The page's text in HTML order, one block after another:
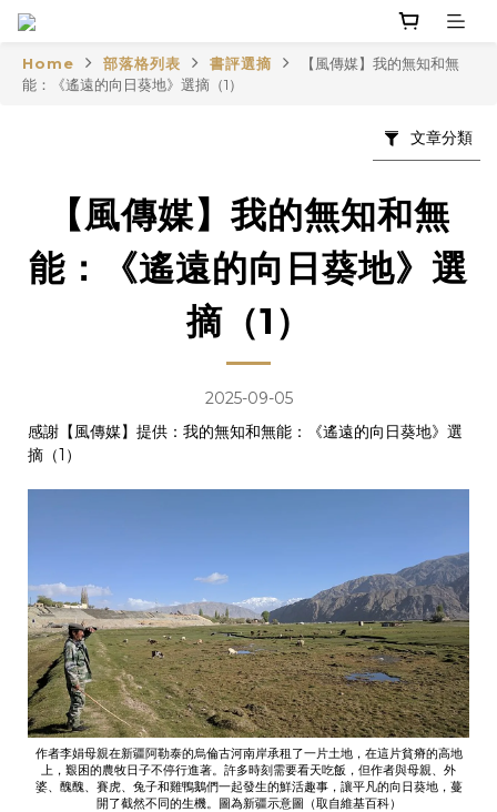
Home 部落格列表 書評選摘
【風傳媒】我的無知和無
能：《遙遠的向日葵地》選摘（1）
文章分類
【風傳媒】我的無知和無
能：《遙遠的向日葵地》選
摘（1）
2025-09-05
感謝【風傳媒】提供： 我的無知和無能：《遙遠的向日葵地》選
摘（1）
作者李娟母親在新疆阿勒泰的烏倫古河南岸承租了一片土地，在這片貧瘠的高地
上，艱困的農牧日子不停行進著。許多時刻需要看天吃飯，但作者與母親、外
婆、醜醜、賽虎、兔子和雞鴨鵝們一起發生的鮮活趣事，讓平凡的向日葵地，蔓
開了截然不同的生機。圖為新疆示意圖（取自維基百科）